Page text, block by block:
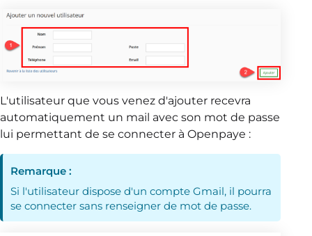
L'utilisateur que vous venez d'ajouter recevra
automatiquement un mail avec son mot de passe
lui permettant de se connecter à Openpaye :
Remarque :
Si l'utilisateur dispose d'un compte Gmail, il pourra
se connecter sans renseigner de mot de passe.